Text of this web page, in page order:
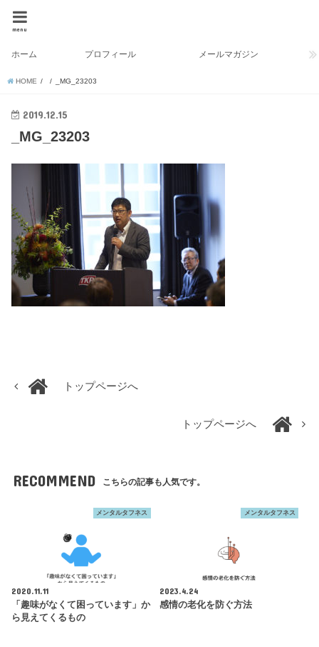
menu
ホーム プロフィール メールマガジン
HOME _MG_23203
2019.12.15
_MG_23203
トップページへ
トップページへ
RECOMMEND こちらの記事も人気です。
メンタルタフネス
2020.11.11
「趣味がなくて困っています」か
ら見えてくるもの
メンタルタフネス
2023.4.24
感情の老化を防ぐ方法